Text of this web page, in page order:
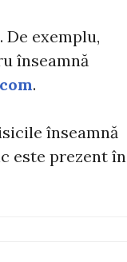
exemplu,
înseamnă
.
înseamnă
este prezent în